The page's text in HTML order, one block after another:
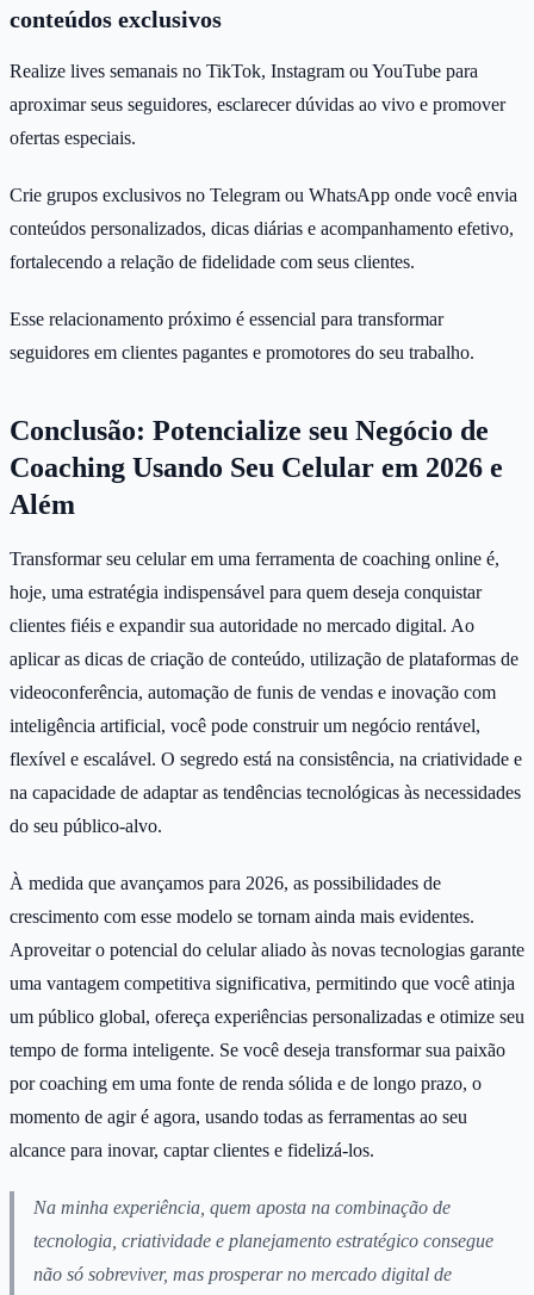
conteúdos exclusivos
Realize lives semanais no TikTok, Instagram ou YouTube para
aproximar seus seguidores, esclarecer dúvidas ao vivo e promover
ofertas especiais.
Crie grupos exclusivos no Telegram ou WhatsApp onde você envia
conteúdos personalizados, dicas diárias e acompanhamento efetivo,
fortalecendo a relação de fidelidade com seus clientes.
Esse relacionamento próximo é essencial para transformar
seguidores em clientes pagantes e promotores do seu trabalho.
Conclusão: Potencialize seu Negócio de
Coaching Usando Seu Celular em 2026 e
Além
Transformar seu celular em uma ferramenta de coaching online é,
hoje, uma estratégia indispensável para quem deseja conquistar
clientes fiéis e expandir sua autoridade no mercado digital. Ao
aplicar as dicas de criação de conteúdo, utilização de plataformas de
videoconferência, automação de funis de vendas e inovação com
inteligência artificial, você pode construir um negócio rentável,
flexível e escalável. O segredo está na consistência, na criatividade e
na capacidade de adaptar as tendências tecnológicas às necessidades
do seu público-alvo.
À medida que avançamos para 2026, as possibilidades de
crescimento com esse modelo se tornam ainda mais evidentes.
Aproveitar o potencial do celular aliado às novas tecnologias garante
uma vantagem competitiva significativa, permitindo que você atinja
um público global, ofereça experiências personalizadas e otimize seu
tempo de forma inteligente. Se você deseja transformar sua paixão
por coaching em uma fonte de renda sólida e de longo prazo, o
momento de agir é agora, usando todas as ferramentas ao seu
alcance para inovar, captar clientes e fidelizá-los.
Na minha experiência, quem aposta na combinação de
tecnologia, criatividade e planejamento estratégico consegue
não só sobreviver, mas prosperar no mercado digital de